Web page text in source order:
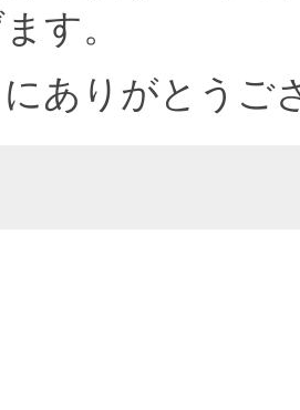
す。
ありがとうご